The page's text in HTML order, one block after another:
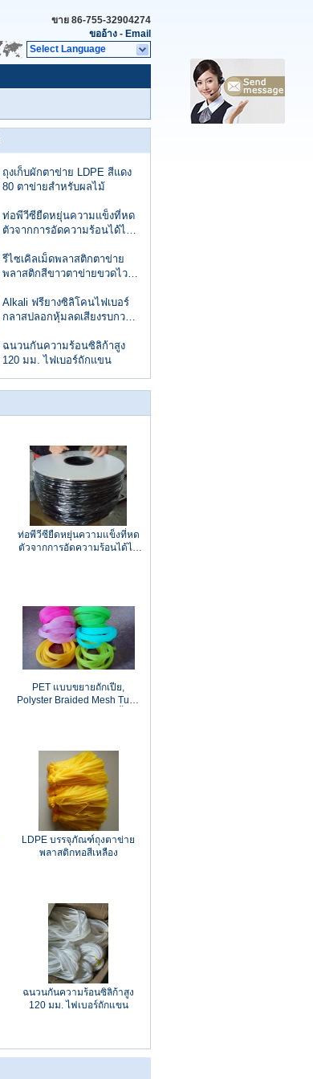
ขาย 86-755-32904274
ขออ้าง - Email
Select Language
ถุงเก็บผักตาข่าย LDPE สีแดง
80 ตาข่ายสำหรับผลไม้
ท่อพีวีซียืดหยุ่นความแข็งที่หด
ตัวจากการอัดความร้อนได้ไม่
รีไซเคิลเม็ดพลาสติกตาข่าย
พลาสติกสีขาวตาข่ายขวดไวน์
Alkali ฟรียางซิลิโคนไฟเบอร์
กลาสปลอกหุ้มลดเสียงรบกวน
ฉนวนกันความร้อนซิลิก้าสูง
120 มม. ไฟเบอร์ถักแขน
ท่อพีวีซียืดหยุ่นความแข็งที่หด
ตัวจากการอัดความร้อนได้ไม่
PET แบบขยายถักเปีย,
Polyster Braided Mesh Tube
LDPE บรรจุภัณฑ์ถุงตาข่าย
พลาสติกทอสีเหลือง
ฉนวนกันความร้อนซิลิก้าสูง
120 มม. ไฟเบอร์ถักแขน